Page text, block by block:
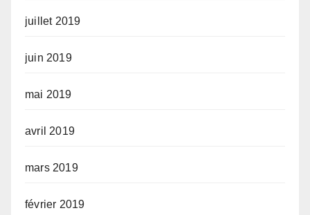
juillet 2019
juin 2019
mai 2019
avril 2019
mars 2019
février 2019